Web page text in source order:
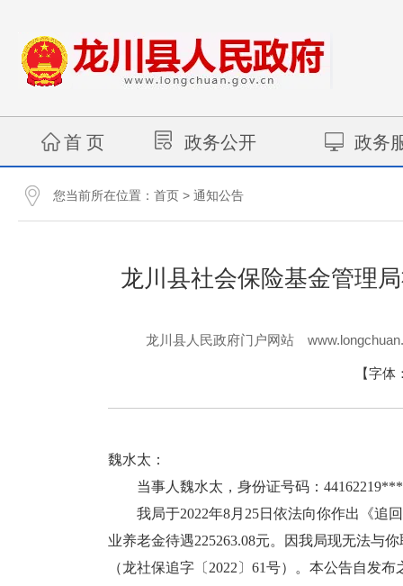
首 页 政务公开 政务
您当前所在位置： 首页 > 通知公告
龙川县社会保险基金管理
龙川县人民政府门户网站
【字体
魏水太：
当事人魏水太，身份证号码：
我局于2022年8月25日依法向你作出《追回
业养老金待遇225263.08元。因我局现无法与
（龙社保追字〔2022〕61号）。本公告自发